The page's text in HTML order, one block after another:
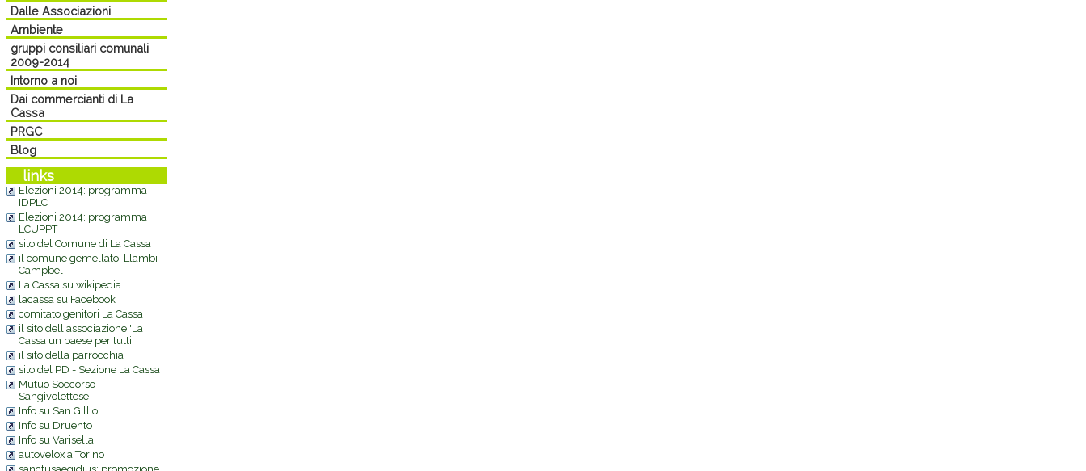
Dalle Associazioni
Ambiente
gruppi consiliari comunali
2009-2014
Intorno a noi
Dai commercianti di La
Cassa
PRGC
Blog
links
Elezioni 2014: programma
IDPLC
Elezioni 2014: programma
LCUPPT
sito del Comune di La Cassa
il comune gemellato: Llambi
Campbel
La Cassa su wikipedia
lacassa su Facebook
comitato genitori La Cassa
il sito dell'associazione 'La
Cassa un paese per tutti'
il sito della parrocchia
sito del PD - Sezione La Cassa
Mutuo Soccorso
Sangivolettese
Info su San Gillio
Info su Druento
Info su Varisella
autovelox a Torino